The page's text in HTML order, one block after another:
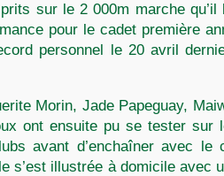
sur le 2 000m marche qu’il
pour le cadet première
personnel le 20 avril
Morin, Jade Papeguay,
ont ensuite pu se tester sur
avant d’enchaîner avec le
s’est illustrée à domicile avec